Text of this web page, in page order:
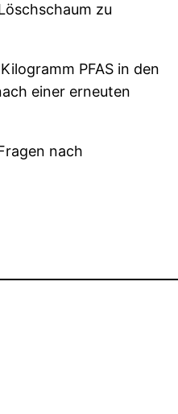
zu
PFAS in den
einer erneuten
nach